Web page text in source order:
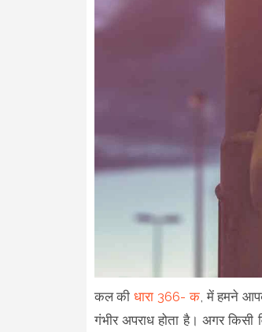
कल कीधारा 366- क, में हमने
गंभीर अपराध होता है। अगर किसी